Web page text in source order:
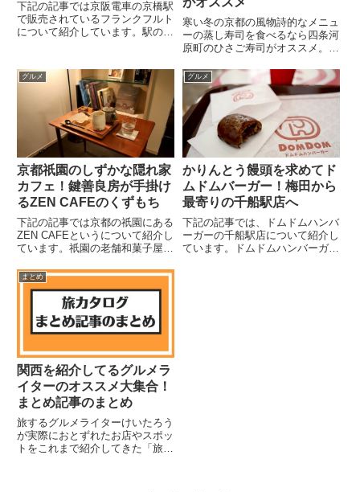
下記の記事では京阪電車の京橋駅
で販売されているフランクフルト
について紹介しています。駅のホ
ルトの特徴などを解説していま
す。詳しくはnoteの記事をご覧く
ださい。
寒い冬の京都の風物詩的なメニュ
ーの蒸し寿司を食べるなら四条河
原町のひさご寿司がオススメ。繁
らが堪能できる蒸し蒸しセットを
食べれば寒い冬も体ポカポカ
グルメ
京都祇園のしずかな隠れ家
カフェ！鍵善良房が手掛け
るZEN CAFEのくずもち
下記の記事では京都の祇園にある
ZEN CAFEというについて紹介し
ています。祇園の老舗和菓子屋の
メニューのくずきりなどを解説し
ています。詳しくはnoteの記事を
ご覧ください。
グルメ
かりんとう饅頭を求めてド
ムドムバーガー！梅田から
最寄りの千船駅店へ
下記の記事では、ドムドムハンバ
ーガーの千船駅店について紹介し
ています。ドムドムハンバーガー
まとめ
関西を紹介してるグルメラ
イターのオススメ大集合！
まとめ記事のまとめ
旅するグルメライターけいたろう
が実際におとずれたお店やスポッ
トをこれまで紹介してきた「旅カ